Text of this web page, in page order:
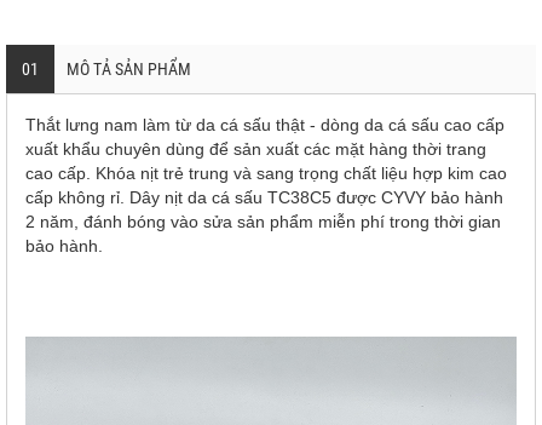
01 MÔ TẢ SẢN PHẨM
Thắt lưng nam làm từ da cá sấu thật - dòng da cá sấu cao cấp
xuất khẩu chuyên dùng để sản xuất các mặt hàng thời trang
cao cấp. Khóa nịt trẻ trung và sang trọng chất liệu hợp kim cao
cấp không rỉ. Dây nịt da cá sấu TC38C5 được CYVY bảo hành
2 năm, đánh bóng vào sửa sản phẩm miễn phí trong thời gian
bảo hành.